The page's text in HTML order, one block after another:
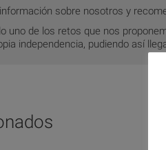
sobre nosotros y
uno de los retos que nos
independencia, pudiendo así